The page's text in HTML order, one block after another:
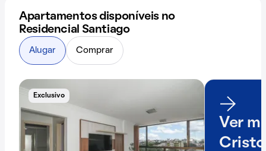
Apartamentos disponíveis no
Residencial Santiago
Exclusivo
Ver
Alugar Comprar